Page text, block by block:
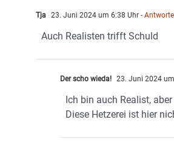
Tja 23. Juni 2024 um 6:38 Uhr -
Auch Realisten trifft Schuld
Der scho wieda! 23. Juni 2024
Ich bin auch Realist,
Diese Hetzerei ist hier